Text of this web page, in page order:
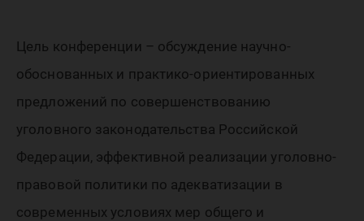
Цель конференции – обсуждение научно-
обоснованных и практико-ориентированных
предложений по совершенствованию
уголовного законодательства Российской
Федерации, эффективной реализации уголовно-
правовой политики по адекватизации в
современных условиях мер общего и